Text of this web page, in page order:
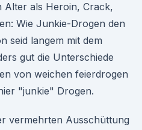
Alter als Heroin, Crack,
Wie Junkie-Drogen den
seid langem mit dem
gut die Unterschiede
von weichen feierdrogen
"junkie" Drogen.
vermehrten Ausschüttung